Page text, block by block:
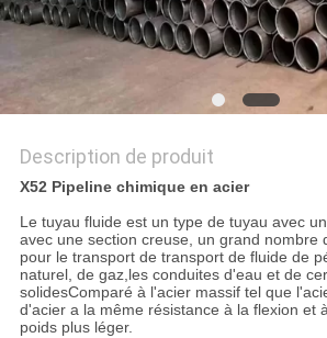
SITE
POLITIQUE
DE
CONFIDENTIALITÉ
Description de produit
X52 Pipeline chimique en acier
Le tuyau fluide est un type de tuyau avec
avec une section creuse, un grand nombre
pour le transport de transport de fluide de
naturel, de gaz,les conduites d'eau et de
solidesComparé à l'acier massif tel que
d'acier a la même résistance à la flexion et
poids plus léger.